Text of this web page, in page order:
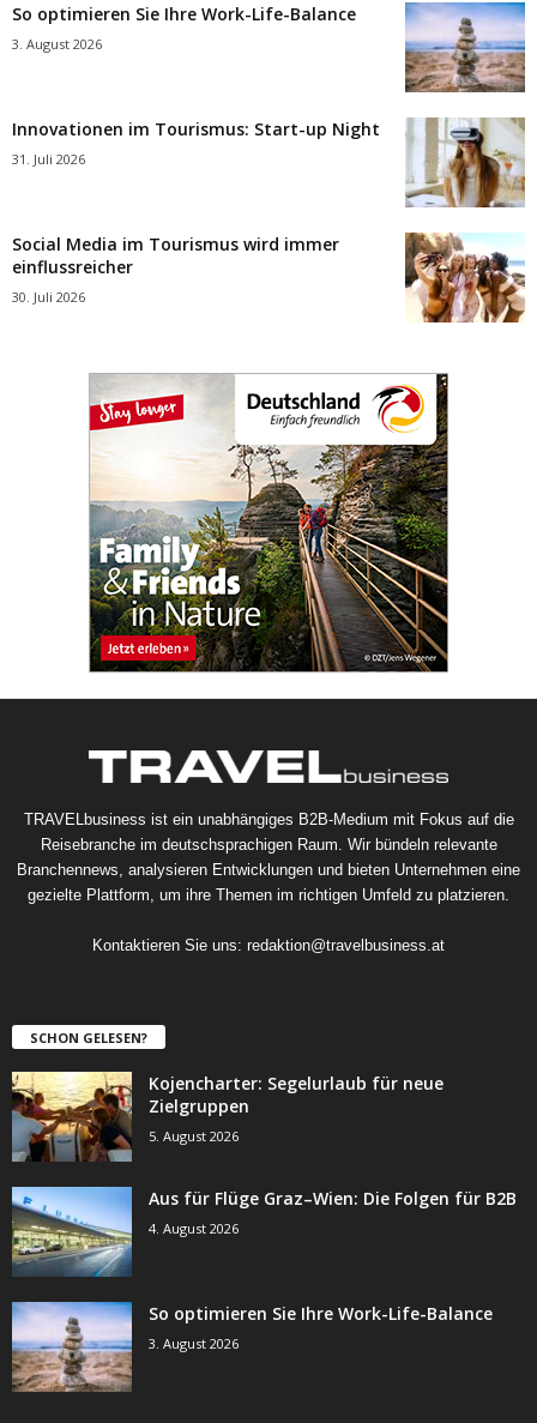
So optimieren Sie Ihre Work-Life-Balance
3. August 2026
Innovationen im Tourismus: Start-up Night
31. Juli 2026
Social Media im Tourismus wird immer
einflussreicher
30. Juli 2026
TRAVELbusiness ist ein unabhängiges B2B-Medium mit Fokus auf die
Reisebranche im deutschsprachigen Raum. Wir bündeln relevante
Branchennews, analysieren Entwicklungen und bieten Unternehmen eine
gezielte Plattform, um ihre Themen im richtigen Umfeld zu platzieren.
Kontaktieren Sie uns: redaktion@travelbusiness.at
SCHON GELESEN?
Kojencharter: Segelurlaub für neue
Zielgruppen
5. August 2026
Aus für Flüge Graz–Wien: Die Folgen für B2B
4. August 2026
So optimieren Sie Ihre Work-Life-Balance
3. August 2026